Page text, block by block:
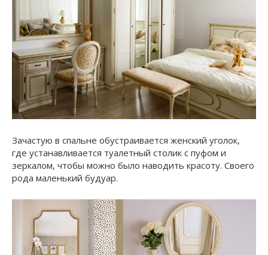
Зачастую в спальне обустраивается женский уголок,
где устанавливается туалетный столик с пуфом и
зеркалом, чтобы можно было наводить красоту. Своего
рода маленький будуар.